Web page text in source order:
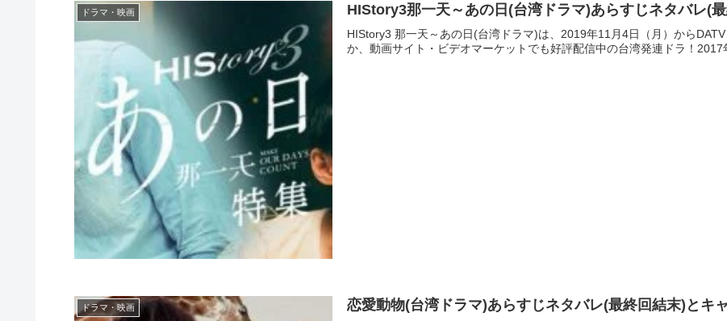
ドラマ・映画 HIStory3那一天～あの日(台湾ドラマ)あらすじネタバレ(
HIStory3 那一天～あの日(台湾ドラマ)は、2019年11月4日（月）から
か、動画サイト・ビデオマーケットでも好評配信中の台湾発連ドラ！2017
ドラマ・映画 恋愛動物(台湾ドラマ)あらすじネタバレ(最終回結末)とキ